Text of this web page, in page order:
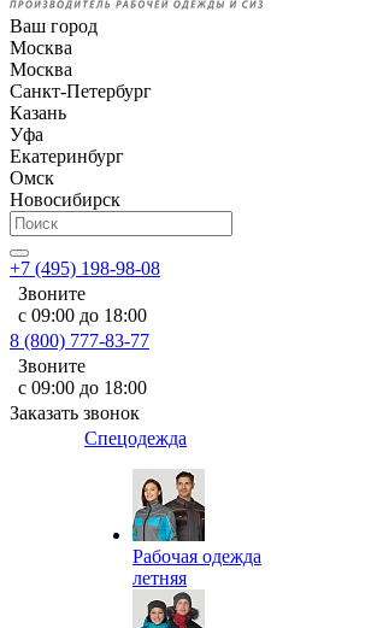
Ваш город
Москва
Москва
Санкт-Петербург
Казань
Уфа
Екатеринбург
Омск
Новосибирск
+7 (495) 198-98-08
Звоните
с 09:00 до 18:00
8 (800) 777-83-77
Звоните
с 09:00 до 18:00
Заказать звонок
Спецодежда
Рабочая одежда
летняя